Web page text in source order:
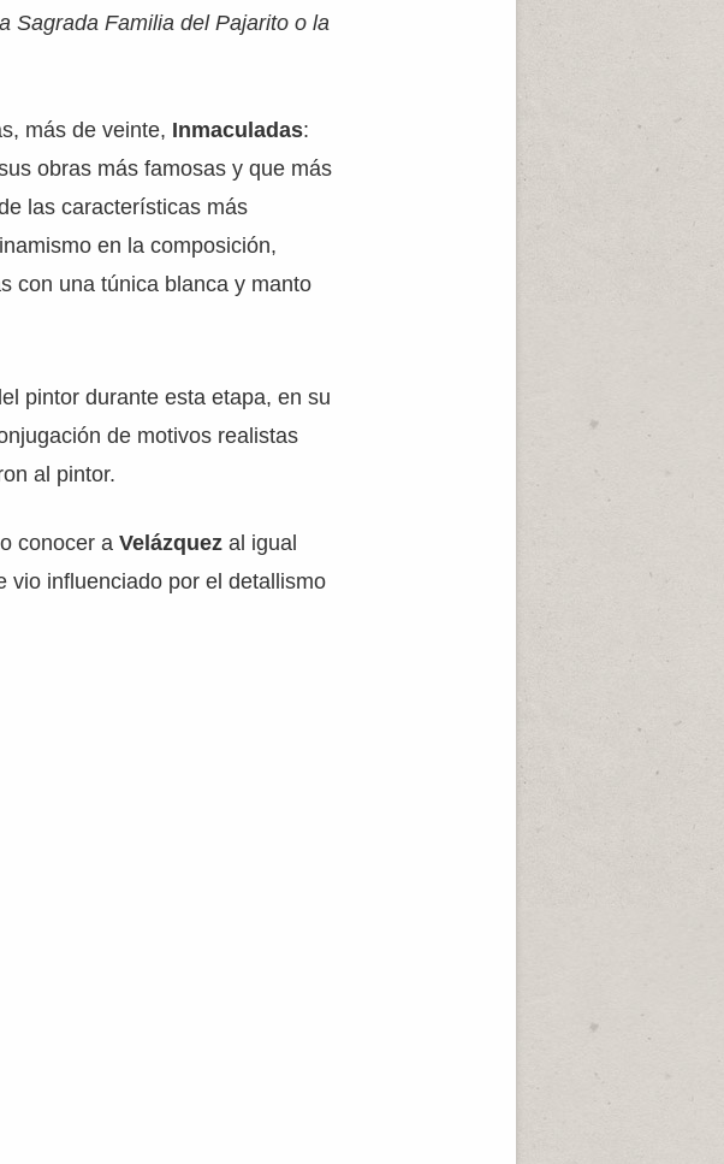
Sagrada Familia del Pajarito o la
más de veinte, Inmaculadas:
obras más famosas y que más
las características más
en la composición,
con una túnica blanca y manto
pintor durante esta etapa, en su
de motivos realistas
al pintor.
conocer aVelázquez al igual
vio influenciado por el detallismo